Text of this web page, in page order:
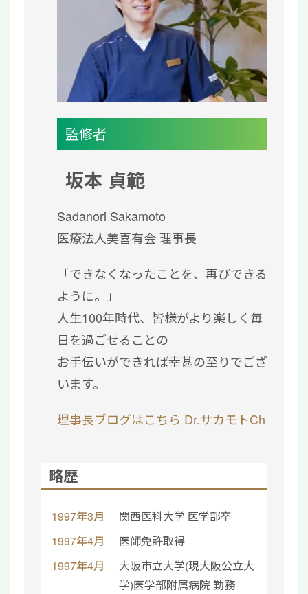
監修者
坂本 貞範
Sadanori Sakamoto
医療法人美喜有会 理事長
「できなくなったことを、再びできる
ように。」
人生100年時代、皆様がより楽しく毎
日を過ごせることの
お手伝いができれば幸甚の至りでござ
います。
理事長ブログはこちら Dr.サカモトCh
略歴
1997年3月
関西医科大学 医学部卒
1997年4月
医師免許取得
1997年4月
大阪市立大学(現大阪公立大
学)医学部附属病院 勤務